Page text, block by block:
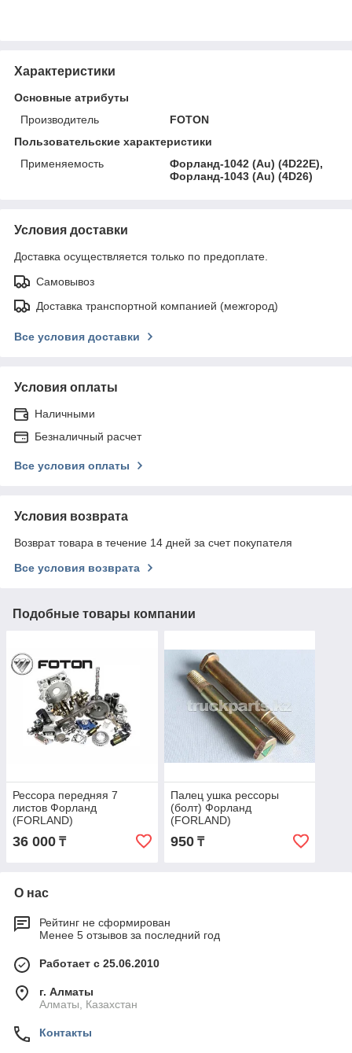
Характеристики
Основные атрибуты
Производитель
FOTON
Пользовательские характеристики
Применяемость
Форланд-1042 (Au) (4D22E),
Форланд-1043 (Au) (4D26)
Условия доставки
Доставка осуществляется только по предоплате.
Самовывоз
Доставка транспортной компанией (межгород)
Все условия доставки
Условия оплаты
Наличными
Безналичный расчет
Все условия оплаты
Условия возврата
Возврат товара в течение 14 дней за счет покупателя
Все условия возврата
Подобные товары компании
Рессора передняя 7
листов Форланд
(FORLAND)
1103229200030
36 000 ₸
Палец ушка рессоры
(болт) Форланд
(FORLAND)
11028295J0009
950₸
О нас
Рейтинг не сформирован
Менее 5 отзывов за последний год
Работает с 25.06.2010
г. Алматы
Алматы, Казахстан
Контакты